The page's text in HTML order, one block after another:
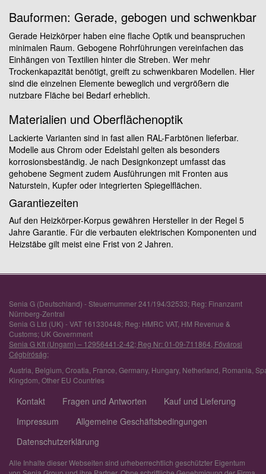
Bauformen: Gerade, gebogen und schwenkbar
Gerade Heizkörper haben eine flache Optik und beanspruchen
minimalen Raum. Gebogene Rohrführungen vereinfachen das
Einhängen von Textilien hinter die Streben. Wer mehr
Trockenkapazität benötigt, greift zu schwenkbaren Modellen. Hier
sind die einzelnen Elemente beweglich und vergrößern die
nutzbare Fläche bei Bedarf erheblich.
Materialien und Oberflächenoptik
Lackierte Varianten sind in fast allen RAL-Farbtönen lieferbar.
Modelle aus Chrom oder Edelstahl gelten als besonders
korrosionsbeständig. Je nach Designkonzept umfasst das
gehobene Segment zudem Ausführungen mit Fronten aus
Naturstein, Kupfer oder integrierten Spiegelflächen.
Garantiezeiten
Auf den Heizkörper-Korpus gewähren Hersteller in der Regel 5
Jahre Garantie. Für die verbauten elektrischen Komponenten und
Heizstäbe gilt meist eine Frist von 2 Jahren.
Senia G (Deutschland) - Steuernummer 241/194/32533; Reg: Finanzamt
Nürnberg-Zentral
Senia G Ltd (UK) - VAT 161330448; Reg: HMRC VAT, HM Revenue &
Customs; UK Government
Senia G Kft (Ungarn) – 12956441-2-42; Reg Nr: 01-09-711864, Fővárosi
Cégbíróság;
Austria Belgium Croatia France Germany, Hungary, Netherland Romania
Kingdom Other EU Countries
Kontakt Fragen und Antworten
Kauf und Lieferung
Impressum
Allgemeine Geschäftsbedingungen
Datenschutzerklärung
Alle Inhalte dieser Webseiten sind urheberrechtlich geschützter Eigentum